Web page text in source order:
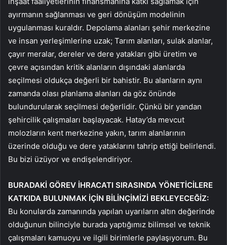
ayırmanın sağlanması ve geri dönüşüm modelinin
uygulanması kuraldır. Depolama alanları şehir merkezine
ve insan yerleşimlerine uzak; Tarım alanları, sulak alanlar,
çayır meralar, dereler ve dere yatakları gibi üretim ve
çevre açısından kritik alanların dışındaki alanlarda
seçilmesi oldukça değerli bir bahistir. Bu alanların aynı
zamanda olası planlama alanları da göz önünde
bulundurularak seçilmesi değerlidir. Çünkü bir yandan
şehircilik çalışmaları başlayacak. Hatay’da mevcut
molozların kent merkezine yakın, tarım alanlarının
üzerinde olduğu ve dere yataklarını tahrip ettiği belirlendi.
Bu bizi üzüyor ve endişelendiriyor.
BURADAKİ GÖREV İHRACATI SIRASINDA YÖNETİCİLERE
KATKIDA BULUNMAK İÇİN BİLİNÇİMİZİ BEKLEYECEĞİZ:
Bu konularda zamanında yapılan uyarıların altın değerinde
olduğunun bilinciyle burada yaptığımız bilimsel ve teknik
çalışmaları kamuoyu ve ilgili birimlerle paylaşıyorum. Bu